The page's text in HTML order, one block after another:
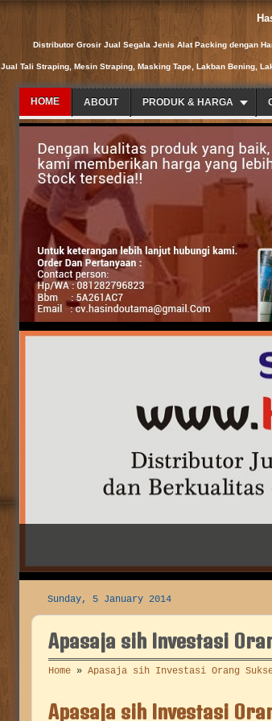
Distributor Grosir Jual Segala Jenis Alat Packing dengan
Jual Tali Straping, Mesin Straping, Masking Tape, Lakban Bening,
HOME ABOUT PRODUK & HARGA
Distributor Grosir Jual Segala Jenis Alat
Fulloc - Stretch Film - Paku Tembak - Paku
Sunday, 5 January 2014
Apasaja sih Investasi
Home » Apasaja sih Investasi Orang
Apasaja sih Investasi